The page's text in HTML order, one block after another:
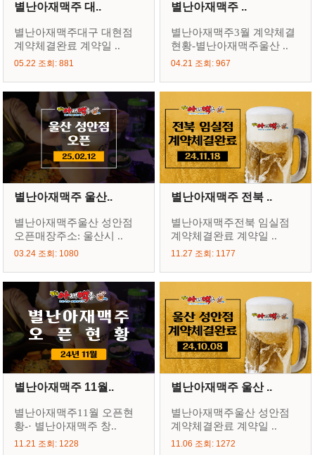
별난아재맥주 대..
별난아재맥주대구 대현점
계약체결완료 계약일 ..
05.22 조회: 881
별난아재맥주 ..
별난아재맥주3월 계약체결
현황-별난아재맥주울산 ..
04.21 조회: 967
별난아재맥주 울산..
별난아재맥주울산 성안점
오픈매장주소: 울산시 ..
03.24 조회: 1080
별난아재맥주 전북 ..
별난아재맥주전북 임실점
계약체결완료 계약일 ..
11.27 조회: 1177
별난아재맥주 11월..
별난아재맥주11월 오픈현
황-· 별난아재맥주 창..
11.21 조회: 1228
별난아재맥주 울산 ..
별난아재맥주울산 성안점
계약체결완료 계약일 ..
11.06 조회: 1272